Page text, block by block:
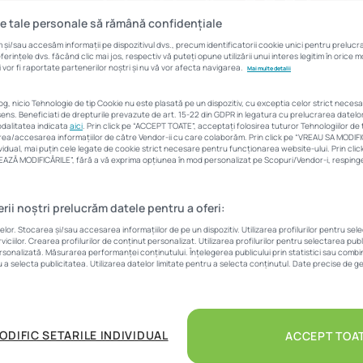
o achiziție în 2024.
pentru
puține oferte,
prețuri în
presărat cu provocări atât pentru cumpărători, cât și
dar cu siguranță putem spune că a fost un an
În ciuda inflației, a dobânzilor ridicate și a stării
solicitate la vânzare nu au scăzut și, în lipsa unor
majore, nici în 2024 nu vor ajunge să scadă. Segmentul
“vedeta” pieței rezidențiale, după o evoluție
chirii a crescut semnificativ, pe fondul dificultăților
unii dintre potențialii cumpărători, iar proprietarii l-au
tale personale să rămână confidențiale
și/sau accesăm informații pe dispozitivul dvs., precum identificatorii cookie unici pentru
dvs. făcând clic mai jos, respectiv vă puteți opune utilizării unui interes legitim în orice
fi raportate partenerilor noștri și nu vă vor afecta navigarea. Mai multe detalii
nicio Tehnologie de tip Cookie nu este plasată pe un dispozitiv, cu exceptia celor strict
Beneficiati de drepturile prevazute de art. 15-22 din GDPR in legatura cu prelucrarea
indicata aici. Prin click pe “ACCEPT TOATE”, acceptați folosirea tuturor Tehnologiilor
accesarea informațiilor de către Vendor-ii cu care colaborăm. Prin click pe “VREAU SA MODIFIC
mai puțin cele legate de cookie strict necesare pentru funcționarea website-ului. Prin click pe
MODIFICĂRILE”, fără a vă exprima opțiunea în mod personalizat pe Scopuri/Vendor-i,
noștri prelucrăm datele pentru a oferi:
Stocarea și/sau accesarea informațiilor de pe un dispozitiv. Utilizarea profilurilor pentru
Crearea profilurilor de conținut personalizat. Utilizarea profilurilor pentru selectarea
Măsurarea performanței conținutului. Înțelegerea publicului prin statistici sau
a selecta publicitatea. Utilizarea datelor limitate pentru a selecta conținutul. Date precise de
SETARILE INDIVIDUAL ACCEPT